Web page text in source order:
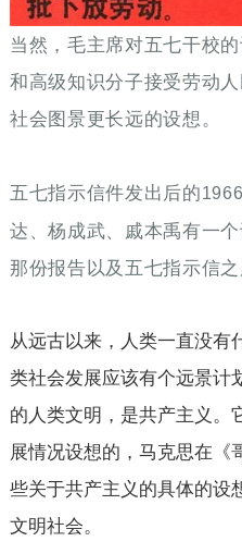
当然，毛主席对五七干校
和高级知识分子接受劳动
社会图景更长远的设想。
五七指示信件发出后的
达、杨成武、戚本禹有一
那份报告以及五七指示信
从远古以来，人类一直没有
类社会发展应该有个远景计
的人类文明，是共产主义。
展情况设想的，马克思在《
些关于共产主义的具体的设
文明社会。